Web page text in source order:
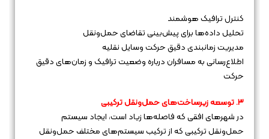
کنترل ترافیک هوشمند
تحلیل داده‌ها برای پیش‌بینی تقاضای حمل‌ونقل
مدیریت زمانبندی دقیق حرکت وسایل نقلیه
اطلاع‌رسانی به مسافران درباره وضعیت ترافیک و زمان‌های دقیق
حرکت
۳. توسعه زیرساخت‌های حمل‌ونقل ترکیبی
در شهرهای افقی که فاصله‌ها زیاد است، ایجاد سیستم
حمل‌ونقل ترکیبی که از ترکیب سیستم‌های مختلف حمل‌ونقل